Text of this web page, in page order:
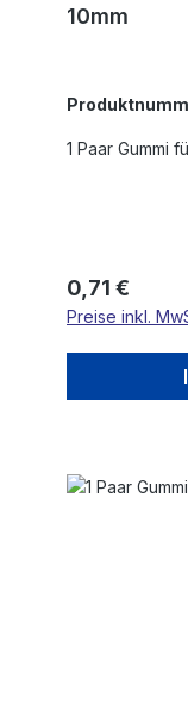
10mm
1 Paar Gummi
Regulärer
0,71 €
Preise inkl.